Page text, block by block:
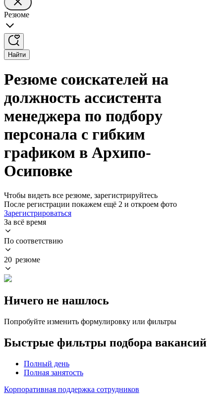
Резюме
Найти
Резюме соискателей на
должность ассистента
менеджера по подбору
персонала с гибким
графиком в Архипо-
Осиповке
Чтобы видеть все резюме, зарегистрируйтесь
После регистрации покажем ещё 2 и откроем фото
Зарегистрироваться
За всё время
По соответствию
20 резюме
Ничего не нашлось
Попробуйте изменить формулировку или фильтры
Быстрые фильтры подбора вакансий
Полный день
Полная занятость
Корпоративная поддержка сотрудников